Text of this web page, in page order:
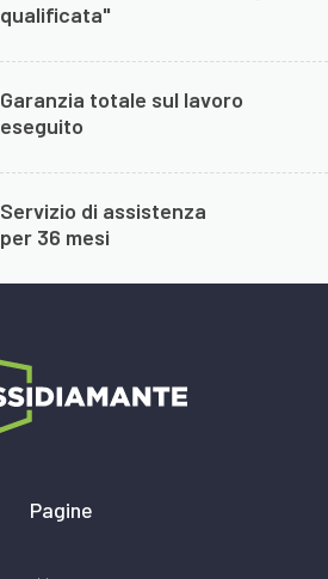
qualificata"
Garanzia totale sul lavoro
eseguito
Servizio di assistenza
per 36 mesi
Pagine